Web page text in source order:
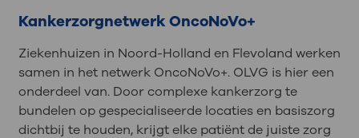
Kankerzorgnetwerk OncoNoVo+
Ziekenhuizen in Noord-Holland en Flevoland werken
samen in het netwerk OncoNoVo+. OLVG is hier een
onderdeel van. Door complexe kankerzorg te
bundelen op gespecialiseerde locaties en basiszorg
dichtbij te houden, krijgt elke patiënt de juiste zorg